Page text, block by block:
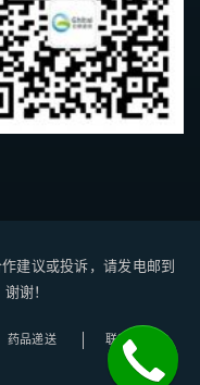
建议或投诉，请发电邮到
谢！
药品递送
联系我们